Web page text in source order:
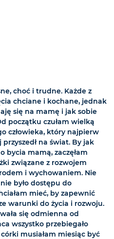
choć i trudne. Każde z
chciane i kochane, jednak
się na mamę i jak sobie
początku czułam wielką
człowieka, który najpierw
na świat. By jak
bycia mamą, zaczęłam
związane z rozwojem
i wychowaniem. Nie
było dostępu do
mieć, by zapewnić
warunki do życia i rozwoju.
się odmienna od
wszystko przebiegało
musiałam miesiąc być